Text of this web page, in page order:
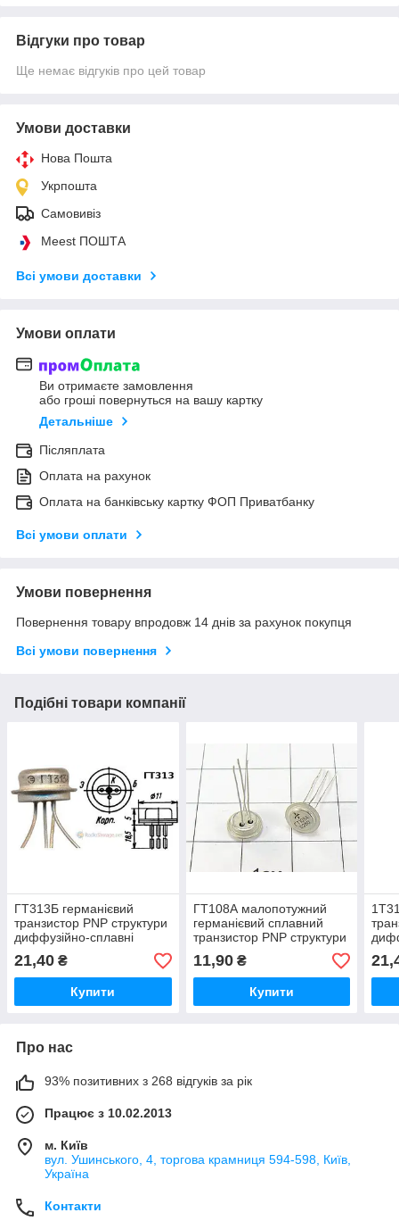
Відгуки про товар
Ще немає відгуків про цей товар
Умови доставки
Нова Пошта
Укрпошта
Самовивіз
Meest ПОШТА
Всі умови доставки
Умови оплати
Ви отримаєте замовлення
або гроші повернуться на вашу картку
Детальніше
Післяплата
Оплата на рахунок
Оплата на банківську картку ФОП Приватбанку
Всі умови оплати
Умови повернення
Повернення товару впродовж 14 днів за рахунок покупця
Всі умови повернення
Подібні товари компанії
ГТ313Б германієвий
транзистор PNP структури
диффузійно-сплавні
21,40 ₴
Купити
ГТ108А малопотужний
германієвий сплавний
транзистор PNP структури
11,90₴
Купити
Про нас
93% позитивних з 268 відгуків за рік
Працює з 10.02.2013
м. Київ
вул. Ушинського, 4, торгова крамниця 594-598, Київ,
Україна
Контакти